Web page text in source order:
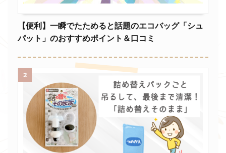
【便利】一瞬でたためると話題のエコバッグ「シュ
パット」のおすすめポイント＆口コミ
2